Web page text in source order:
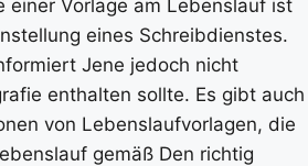
einer Vorlage am Lebenslauf ist
eines Schreibdienstes.
Jene jedoch nicht
enthalten sollte. Es gibt auch
von Lebenslaufvorlagen, die
gemäß Den richtig